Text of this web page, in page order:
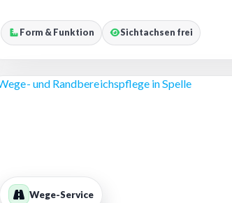
Form & Funktion Sichtachsen frei
Wege-Service